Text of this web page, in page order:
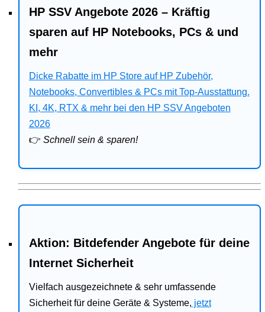
Web
Business
Angebote
Bitdefender
Ratgeber
HP SSV Angebote 2026 – Kräftig
sparen auf HP Notebooks, PCs & und
mehr
Dicke Rabatte im HP Store auf HP Zubehör,
Notebooks, Convertibles & PCs mit Top-Ausstattung.
KI, 4K, RTX & mehr bei den HP SSV Angeboten
2026
👉 Schnell sein & sparen!
Aktion: Bitdefender Angebote für deine
Internet Sicherheit
Vielfach ausgezeichnete & sehr umfassende
Sicherheit für deine Geräte & Systeme, jetzt